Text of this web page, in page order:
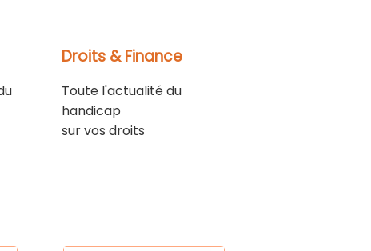
Droits & Finance
Toute l'actualité du
handicap
sur vos droits